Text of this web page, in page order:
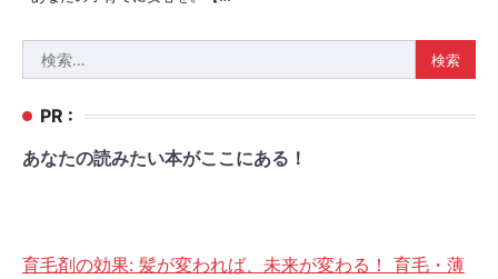
索:
PR :
あなたの読みたい本がここにある！
育毛剤の効果: 髪が変われば、未来が変わる！ 育毛・薄